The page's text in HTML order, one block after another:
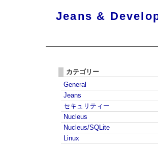
Jeans &
カテゴリー
General
Jeans
セキュリティー
Nucleus
Nucleus/SQLite
Linux